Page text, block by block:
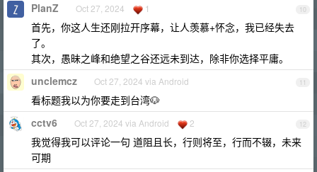
10
PlanZ Oct 27, 2024 1
首先，你这人生还刚拉开序幕，让人羡慕+怀念，我已经失去
了。
其次，愚昧之峰和绝望之谷还远未到达，除非你选择平庸。
11
unclemcz Oct 27, 2024 via Android
看标题我以为你要走到台湾🐶
12
cctv6 Oct 27, 2024 via Android 2
我觉得我可以评论一句 道阻且长，行则将至，行而不辍，未来
可期